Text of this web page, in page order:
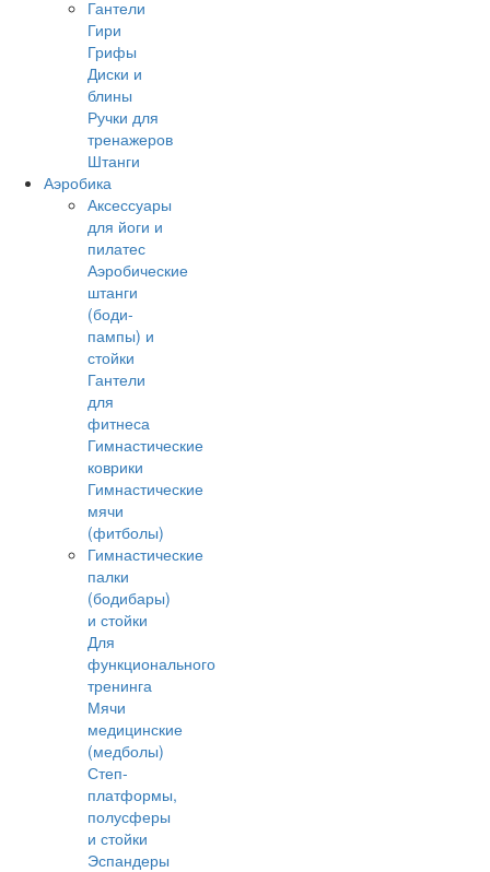
Гантели
Гири
Грифы
Диски и
блины
Ручки для
тренажеров
Штанги
Аэробика
Аксессуары
для йоги и
пилатес
Аэробические
штанги
(боди-
пампы) и
стойки
Гантели
для
фитнеса
Гимнастические
коврики
Гимнастические
мячи
(фитболы)
Гимнастические
палки
(бодибары)
и стойки
Для
функционального
тренинга
Мячи
медицинские
(медболы)
Степ-
платформы,
полусферы
и стойки
Эспандеры